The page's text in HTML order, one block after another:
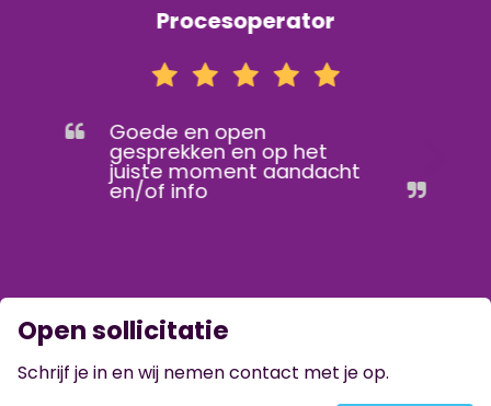
Procesoperator
Goede en open
gesprekken en op het
juiste moment aandacht
en/of info
Open sollicitatie
Schrijf je in en wij nemen contact met je op.